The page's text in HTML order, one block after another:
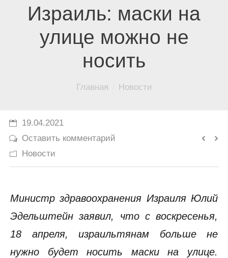
Израиль: маски на
улице можно не
носить
Главная Новости
19.04.2021
Оставить комментарий
Новости
Министр здравоохранения Израиля Юлий
Эдельштейн заявил, что с воскресенья,
18 апреля, израильтянам больше не
нужно будет носить маски на улице.